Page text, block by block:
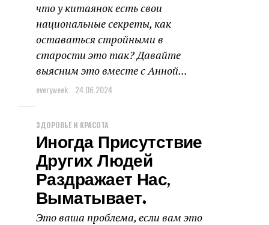
что у китаянок есть свои
национальные секреты, как
оставаться стройными в
старости это так? Давайте
выясним это вместе с Анной...
everyweek 24.06.2024
ЗДОРОВЬЕ И КРАСОТА
Иногда Присутствие
Других Людей
Раздражает Нас,
Выматывает.
Это ваша проблема, если вам это